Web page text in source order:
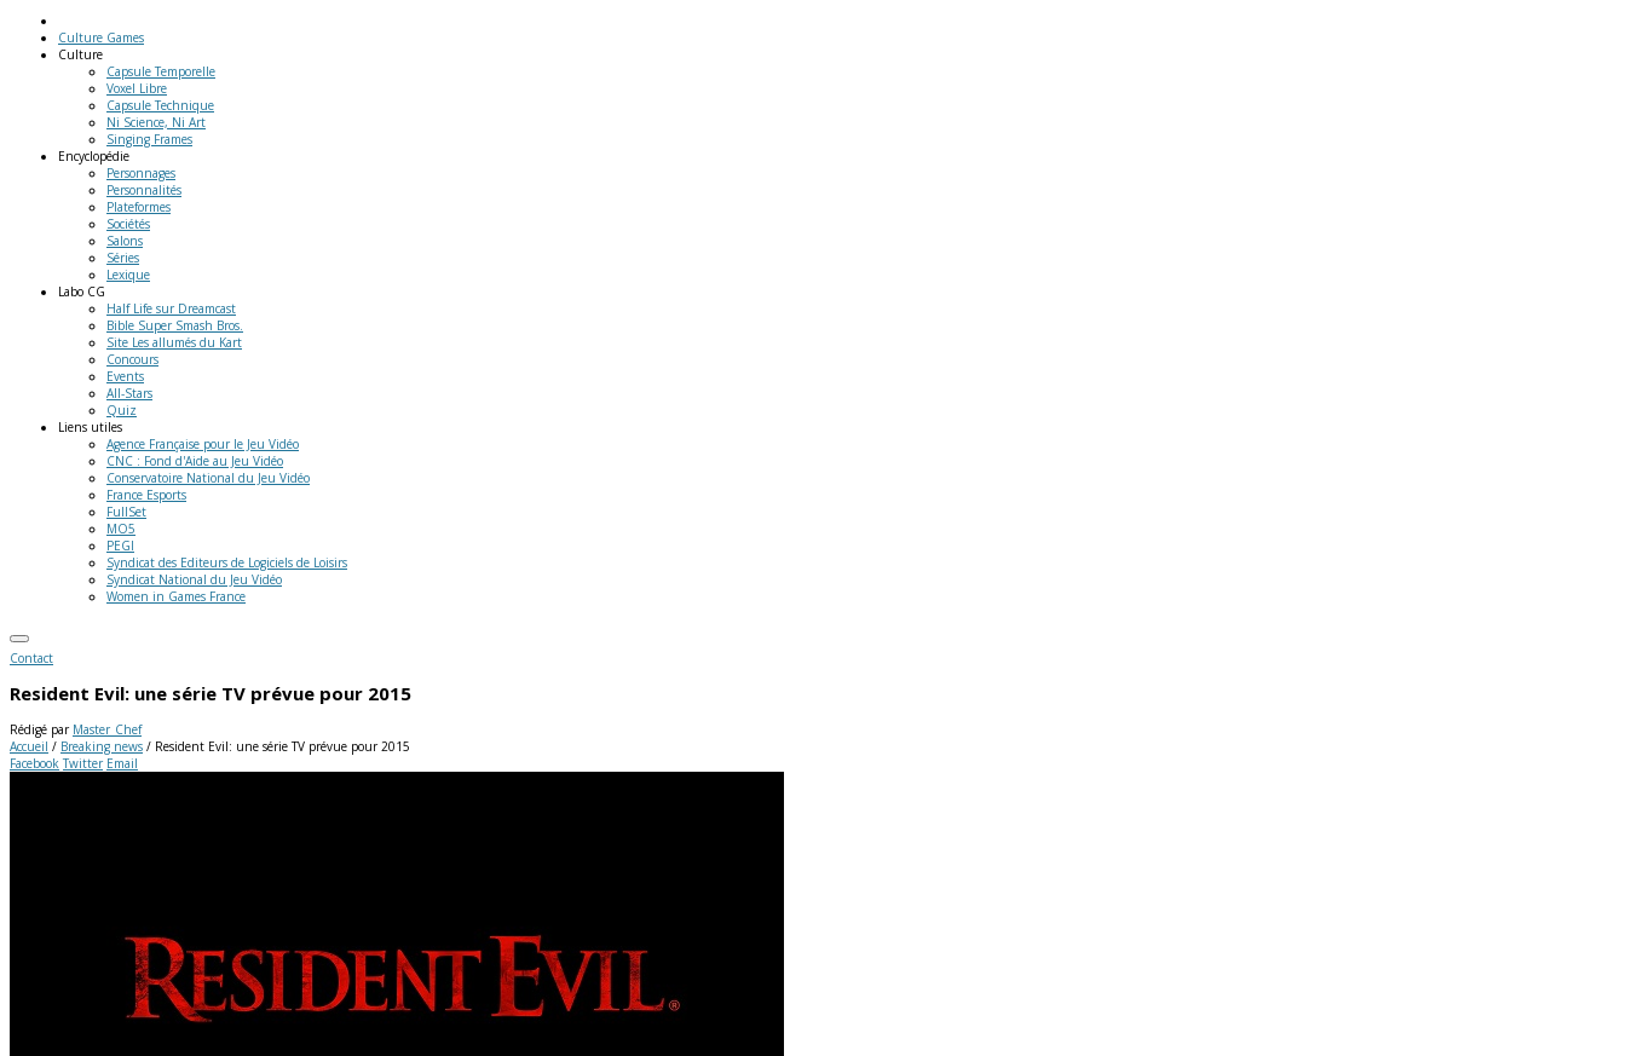
Culture Games
Culture
Capsule Temporelle
Voxel Libre
Capsule Technique
Ni Science, Ni Art
Singing Frames
Encyclopédie
Personnages
Personnalités
Plateformes
Sociétés
Salons
Séries
Lexique
Labo CG
Half Life sur Dreamcast
Bible Super Smash Bros.
Site Les allumés du Kart
Concours
Events
All-Stars
Quiz
Liens utiles
Agence Française pour le Jeu Vidéo
CNC : Fond d'Aide au Jeu Vidéo
Conservatoire National du Jeu Vidéo
France Esports
FullSet
MO5
PEGI
Syndicat des Editeurs de Logiciels de Loisirs
Syndicat National du Jeu Vidéo
Women in Games France
Contact
Resident Evil: une série TV prévue pour 2015
Rédigé par Master_Chef
Accueil / Breaking news / Resident Evil: une série TV prévue pour 2015
Facebook Twitter Email